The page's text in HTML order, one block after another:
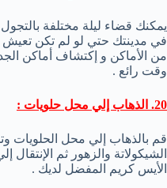
يمكنك قضاء ليلة مختلفة
في مدينتك حتي لو لم تكن تعيش
من الأماكن و إكتشاف أماكن
وقت رائع .
20. الذهاب إلي محل حلويات :
قم بالذهاب إلي محل الحلويات
الشيكولاتة والزهور ثم
الأيس كريم المفضل لديك .